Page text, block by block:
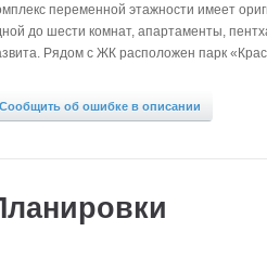
переменной этажности имеет
до шести комнат, апартаменты,
Рядом с ЖК расположен парк
Сообщить об ошибке в описании